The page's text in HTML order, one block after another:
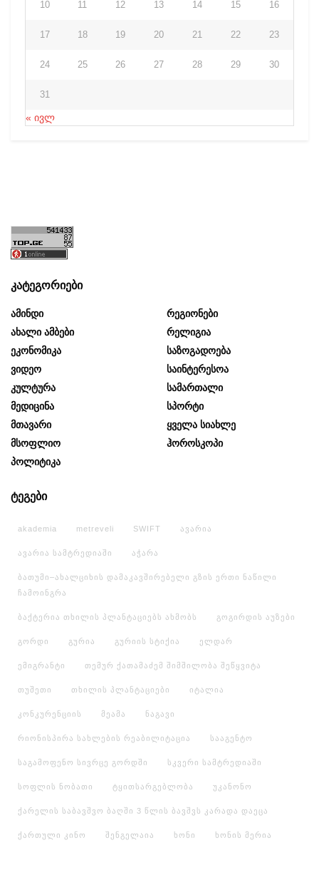
10 11 12 13 14 15 16
17 18 19 20 21 22 23
24 25 26 27 28 29 30
31
« ივლ
კატეგორიები
Ამინდი
Ახალი Ამბები
Ეკონომიკა
Ვიდეო
Კულტურა
Მედიცინა
Მთავარი
Მსოფლიო
Პოლიტიკა
Რეგიონები
Რელიგია
Საზოგადოება
Საინტერესოა
Სამართალი
Სპორტი
Ყველა Სიახლე
Ჰოროსკოპი
ტეგები
akademia metreveli SWIFT ავარია
ავარია სამტრედიაში აჭარა
ბათუმი–ახალციხის დამაკავშირებელი გზის ერთი ნაწილი
ჩამოინგრა
ბაქტერია თხილის პლანტაციებს ახმობს გოგირდის აუზები
გორდი გურია გურიის სტიქია ელდარ
ემიგრანტი თემურ ქათამაძემ შიმშილობა შეწყვიტა
თუშეთი თხილის პლანტაციები იტალია
კონკურენციის მეამა ნაგავი
რიონისპირა სახლების რეაბილიტაცია სააგენტო
საგამოფენო სივრცე გორდში სკვერი სამტრედიაში
სოფლის ნობათი ტყითსარგებლობა უკანონო
ქარელის საბავშვო ბაღში 3 წლის ბავშვს კარადა დაეცა
ქართული კინო შენგელაია ხონი ხონის მერია